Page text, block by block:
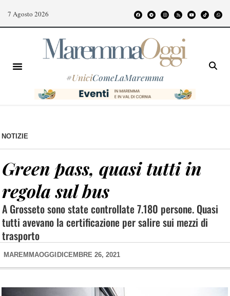
7 Agosto 2026
#UniciComeLaMaremma
NOTIZIE
Green pass, quasi tutti in
regola sul bus
A Grosseto sono state controllate 7.180 persone. Quasi
tutti avevano la certificazione per salire sui mezzi di
trasporto
MAREMMAOGGI DICEMBRE 26, 2021